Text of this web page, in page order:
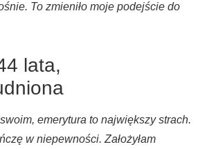
To zmieniło moje podejście do
lata,
emerytura to największy strach.
w niepewności. Założyłam